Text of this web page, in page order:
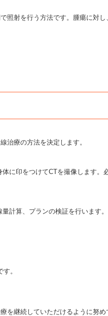
照射を行う方法です。腫瘍に対し
治療の方法を決定します。
に印をつけてCTを撮像します。
計算、プランの検証を行います
。
を継続していただけるように努め